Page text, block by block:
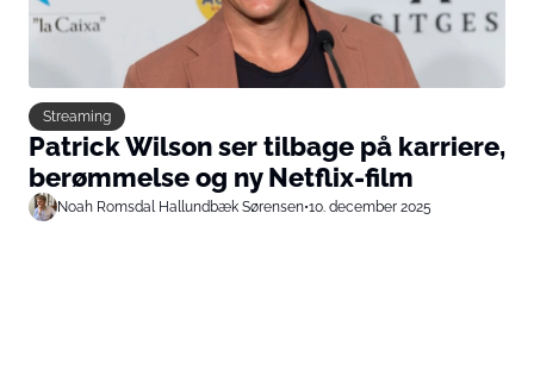
Streaming
Patrick Wilson ser tilbage på karriere,
berømmelse og ny Netflix-film
Noah Romsdal Hallundbæk Sørensen•10. december 2025